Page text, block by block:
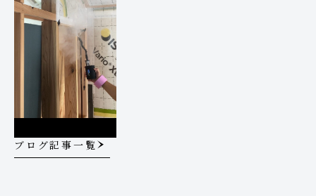
ブログ記事一覧